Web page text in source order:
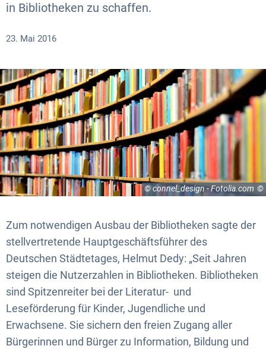
in Bibliotheken zu schaffen.
23. Mai 2016
© connel_design - Fotolia.com
Zum notwendigen Ausbau der Bibliotheken sagte der
stellvertretende Hauptgeschäftsführer des
Deutschen Städtetages, Helmut Dedy: „Seit Jahren
steigen die Nutzerzahlen in Bibliotheken. Bibliotheken
sind Spitzenreiter bei der Literatur- und
Leseförderung für Kinder, Jugendliche und
Erwachsene. Sie sichern den freien Zugang aller
Bürgerinnen und Bürger zu Information, Bildung und